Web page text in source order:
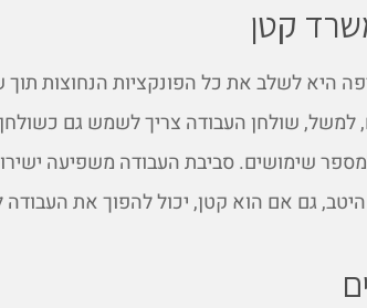
קטן
היא לשלב את כל הפונקציות הנחוצות תוך
למשל, שולחן העבודה צריך לשמש גם כשולחן
שימושים. סביבת העבודה משפיעה
גם אם הוא קטן, יכול להפוך את העבודה